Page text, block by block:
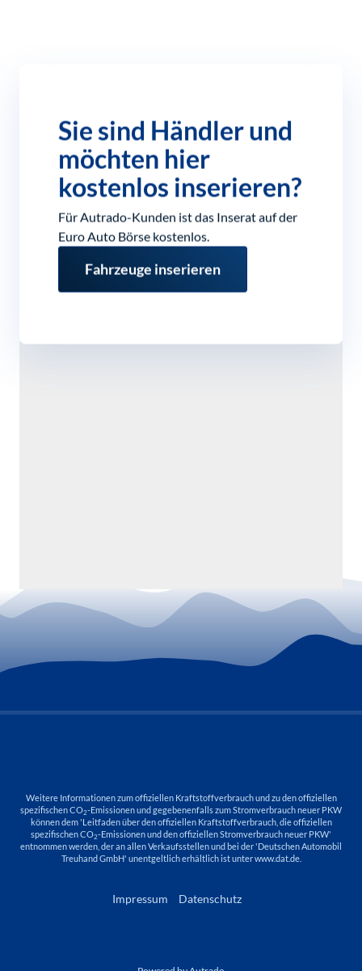
Sie sind Händler und
möchten hier
kostenlos inserieren?
Für Autrado-Kunden ist das Inserat auf der
Euro Auto Börse kostenlos.
Fahrzeuge inserieren
Weitere Informationen zum offiziellen Kraftstoffverbrauch und zu den offiziellen
spezifischen CO2-Emissionen und gegebenenfalls zum Stromverbrauch neuer PKW
können dem 'Leitfaden über den offiziellen Kraftstoffverbrauch, die offiziellen
spezifischen CO2-Emissionen und den offiziellen Stromverbrauch neuer PKW'
entnommen werden, der an allen Verkaufsstellen und bei der 'Deutschen Automobil
Treuhand GmbH' unentgeltlich erhältlich ist unter www.dat.de.
Impressum Datenschutz